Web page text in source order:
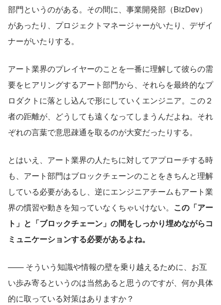
部門というのがある。その間に、事業開発部（BizDev）
があったり、プロジェクトマネージャーがいたり、デザイ
ナーがいたりする。
アート業界のプレイヤーのことを一番に理解して彼らの需
要をヒアリングするアート部門から、それらを最終的なプ
ロダクトに落とし込んで形にしていくエンジニア。この２
者の距離が、どうしても遠くなってしまうんだよね。それ
ぞれの言葉で意思疎通を取るのが大変だったりする。
とはいえ、アート業界の人たちに対してアプローチする時
も、アート部門はブロックチェーンのことをきちんと理解
している必要があるし、逆にエンジニアチームもアート業
界の慣習や動きを知っていなくちゃいけない。 この「アー
ト」と「ブロックチェーン」の間をしっかり埋めながらコ
ミュニケーションする必要があるよね。
—— そういう知識や情報の壁を乗り越えるために、お互
い歩み寄るというのは当然あると思うのですが、何か具体
的に取っている対策はありますか？